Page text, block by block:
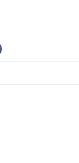
회복…0.26% 오른
율, 0.7원 내린 1423.8원
다누리, 스페이스X 로
속골 실패…LAFC는 승부
년 전 심판 성 접대 파문에
는 2순위' 결론냈던 스포츠
발사체는 단거리탄도미